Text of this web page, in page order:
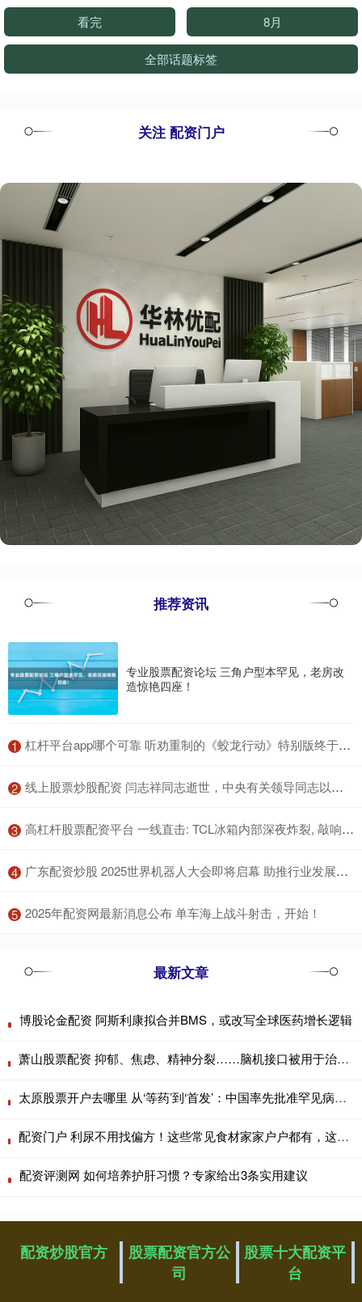
看完 8月
全部话题标签
关注 配资门户
推荐资讯
专业股票配资论坛 三角户型本罕见，老房改
造惊艳四座！
1 ​杠杆平台app哪个可靠 听劝重制的《蛟龙行动》特别版终于定档，这一次希望不要再错过了
2 ​线上股票炒股配资 闫志祥同志逝世，中央有关领导同志以不同方式表示哀悼
3 ​高杠杆股票配资平台 一线直击: TCL冰箱内部深夜炸裂, 敲响行业质量安全警钟
4 ​广东配资炒股 2025世界机器人大会即将启幕 助推行业发展再提速
5 ​2025年配资网最新消息公布 单车海上战斗射击，开始！
最新文章
博股论金配资 阿斯利康拟合并BMS，或改写全球医药增长逻辑
萧山股票配资 抑郁、焦虑、精神分裂……脑机接口被用于治疗精神心理疾病
太原股票开户去哪里 从‘等药’到‘首发’：中国率先批准罕见病新药，迎来全球创新药‘中国时刻’
配资门户 利尿不用找偏方！这些常见食材家家户户都有，这样吃效果翻倍
配资评测网 如何培养护肝习惯？专家给出3条实用建议
配资炒股官方
股票配资官方公
司
股票十大配资平
台